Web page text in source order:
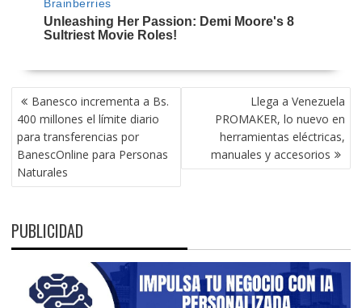
NAVEGACIÓN
DE
ENTRADAS
Banesco incrementa a Bs.
400 millones el límite diario
para transferencias por
BanescOnline para Personas
Naturales
Llega a Venezuela
PROMAKER, lo nuevo en
herramientas eléctricas,
manuales y accesorios
PUBLICIDAD